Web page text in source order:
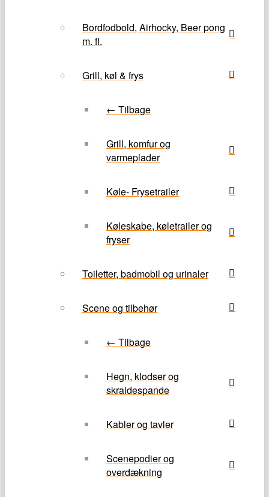
Bordfodbold, Airhocky, Beer pong
m. fl.
Grill, køl & frys
← Tilbage
Grill, komfur og
varmeplader
Køle- Frysetrailer
Køleskabe, køletrailer og
fryser
Toiletter, badmobil og urinaler
Scene og tilbehør
← Tilbage
Hegn, klodser og
skraldespande
Kabler og tavler
Scenepodier og
overdækning